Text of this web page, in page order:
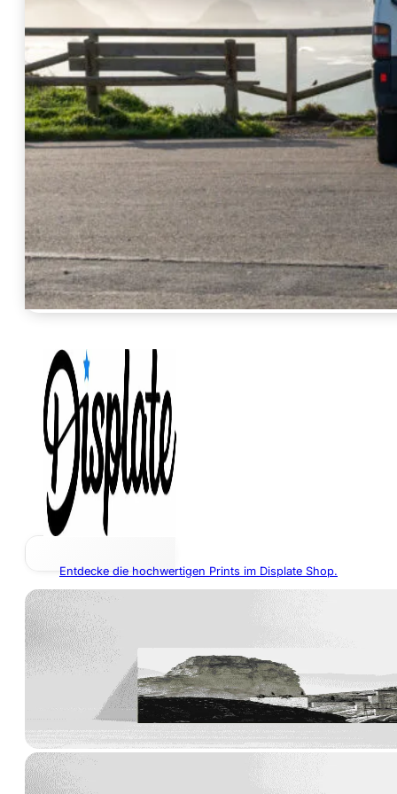
Entdecke die hochwertigen Prints im Displate Shop.